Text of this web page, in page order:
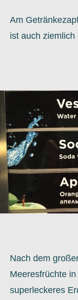
Am
ist auch ziemlich
Nach dem
Meeresfrüchte
superleckeres